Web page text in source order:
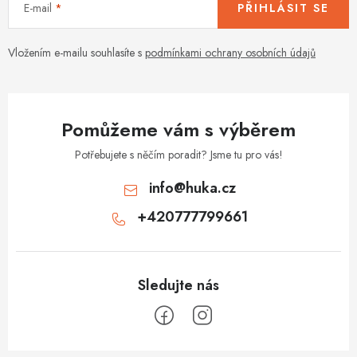
E-mail
Vložením e-mailu souhlasíte s podmínkami ochrany osobních údajů
PŘIHLÁSIT SE
Pomůžeme vám s výběrem
Potřebujete s něčím poradit? Jsme tu pro vás!
info@huka.cz
+420777799661